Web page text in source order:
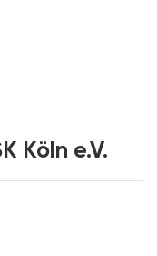
Köln e.V.